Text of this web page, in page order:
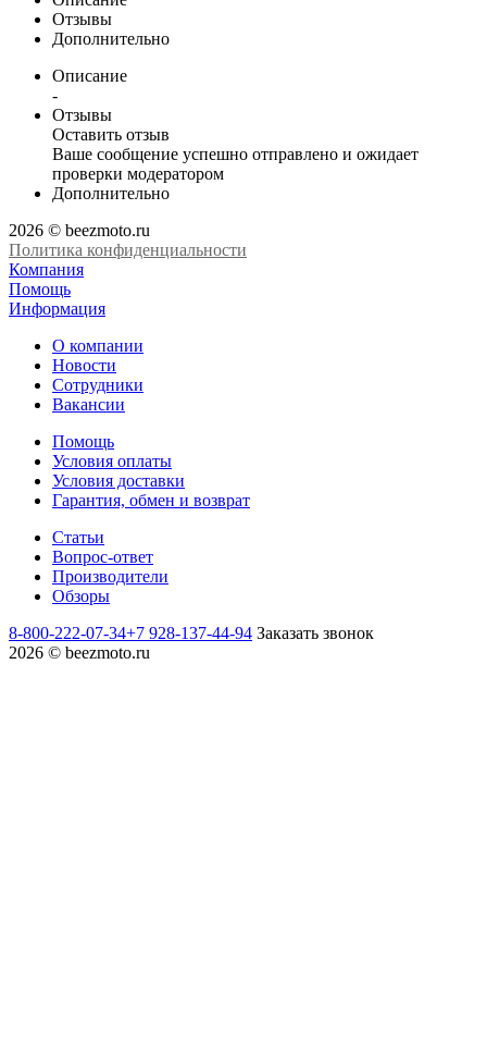
Отзывы
Дополнительно
Описание
-
Отзывы
Оставить отзыв
Ваше сообщение успешно отправлено и ожидает
проверки модератором
Дополнительно
2026 © beezmoto.ru
Политика конфиденциальности
Компания
Помощь
Информация
О компании
Новости
Сотрудники
Вакансии
Помощь
Условия оплаты
Условия доставки
Гарантия, обмен и возврат
Статьи
Вопрос-ответ
Производители
Обзоры
8-800-222-07-34+7 928-137-44-94 Заказать звонок
2026 © beezmoto.ru